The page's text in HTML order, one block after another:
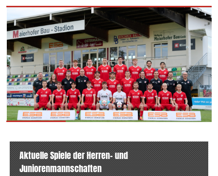
—–
—
——
Aktuelle Spiele der Herren- und
Juniorenmannschaften